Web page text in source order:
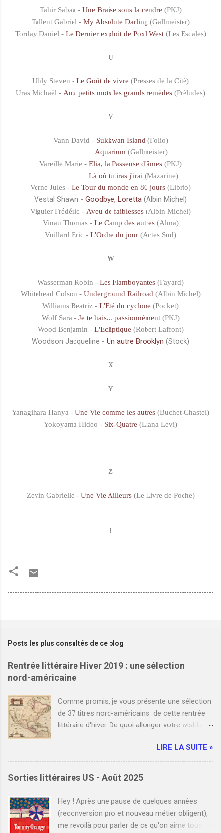
Tahir Sabaa - Une Braise sous la cendre (PKJ)
Tallent Gabriel - My Absolute Darling (Gallmeister)
Torday Daniel - Le Dernier exploit de Poxl West(Les Escales)
U
Uhly Steven - Le Goût de vivre (Presses de la Cité)
Uras Michaël - Aux petits mots les grands remèdes (Préludes)
V
Vann David - Sukkwan Island (Folio)
Aquarium (Gallmeister)
Vareille Marie - Elia, la Passeuse d'âmes (PKJ)
Là où tu iras j'irai (Mazarine)
Verne Jules - Le Tour du monde en 80 jours (Librio)
Vestal Shawn - Goodbye, Loretta (Albin Michel)
Viguier Frédéric - Aveu de faiblesses (Albin Michel)
Vinau Thomas - Le Camp des autres(Alma)
Vuillard Eric - L'Ordre du jour (Actes Sud)
W
Wasserman Robin - Les Flamboyantes (Fayard)
Whitehead Colson - Underground Railroad (Albin Michel)
Williams Beatriz - L'Eté du cyclone (Pocket)
Wolf Sara - Je te hais... passionnément(PKJ)
Wood Benjamin -L'Ecliptique (Robert Laffont)
Woodson Jacqueline - Un autre Brooklyn (Stock)
X
Y
Yanagihara Hanya - Une Vie comme les autres (Buchet-Chastel)
Yokoyama Hideo - Six-Quatre (Liana Levi)
Z
Zevin Gabrielle - Une Vie Ailleurs(Le Livre de Poche)
!
Posts les plus consultés de ce blog
Rentrée littéraire Hiver 2019 : une sélection
nord-américaine
Comme promis, je vous présente une sélection
de 37 titres nord-américains de cette rentrée
littéraire d'hiver. De quoi allonger votre wishlist
libraire favori. Bien entendu, je n'y ai pas
référencé tous les romans nord-américains de
janvier et février. Cependant, si vous le
j'ai manqués en commentaire. Enfin, je
mentionne à la fin de cet article les liens de
LIRE LA SUITE »
Sorties littéraires US - Août 2025
Hey ! Après une pause de quelques années
(reconversion pro et nouveau métier obligent),
me revoilà pour parler de ce qu'on aime tous ici